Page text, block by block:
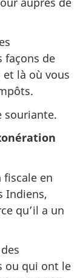
façons de
là où vous
souriante.
fiscale en
Indiens,
qu’il a un
ou qui ont le